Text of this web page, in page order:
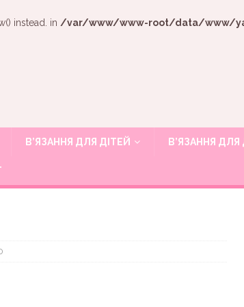
instead. in /var/www/www-root/data/www/
В’ЯЗАННЯ ДЛЯ ДІТЕЙ В’ЯЗАННЯ